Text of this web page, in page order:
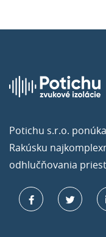
Potichu s.r.o.
Rakúsku
odhlučňovania